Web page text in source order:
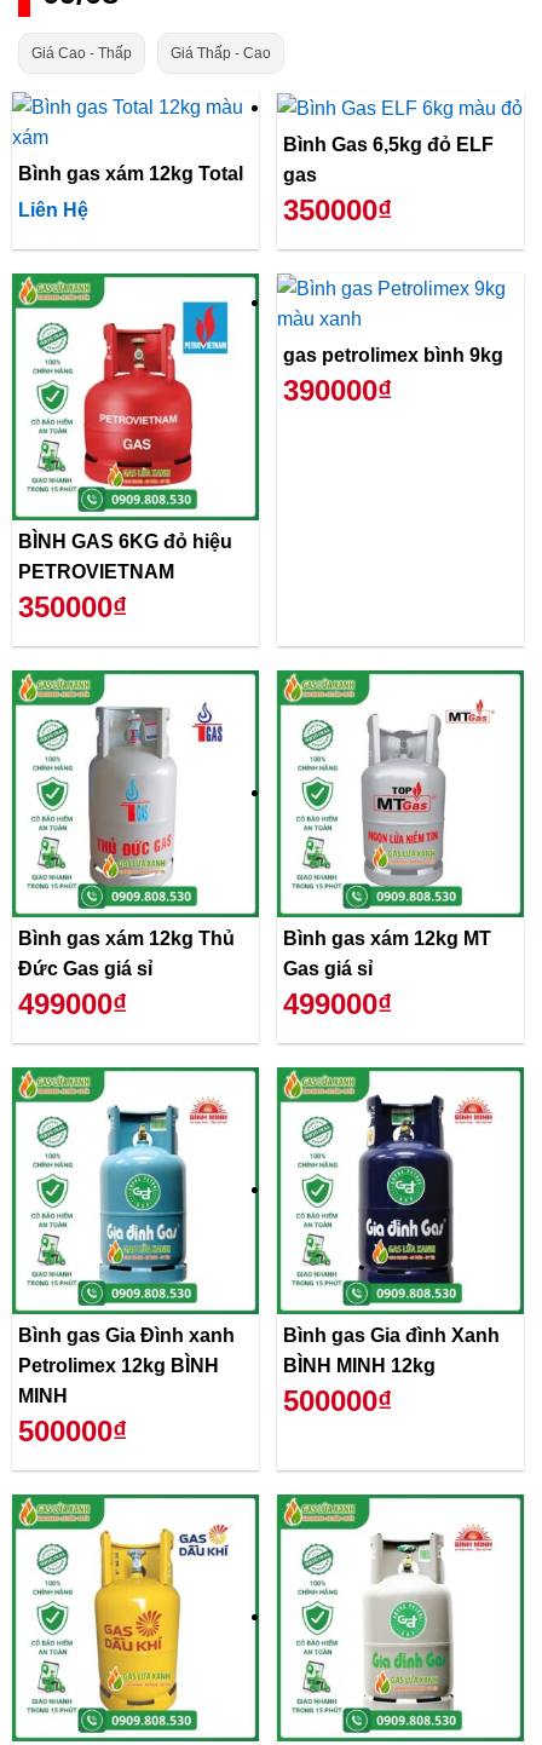
Giá Cao - Thấp Giá Thấp - Cao
Bình gas xám 12kg Total
Liên Hệ
Bình Gas 6,5kg đỏ ELF
gas
350000₫
BÌNH GAS 6KG đỏ hiệu
PETROVIETNAM
350000₫
gas petrolimex bình 9kg
390000₫
Bình gas xám 12kg Thủ
Đức Gas giá sỉ
499000₫
Bình gas xám 12kg MT
Gas giá sỉ
499000₫
Bình gas Gia Đình xanh
Petrolimex 12kg BÌNH
MINH
500000₫
Bình gas Gia đình Xanh
BÌNH MINH 12kg
500000₫